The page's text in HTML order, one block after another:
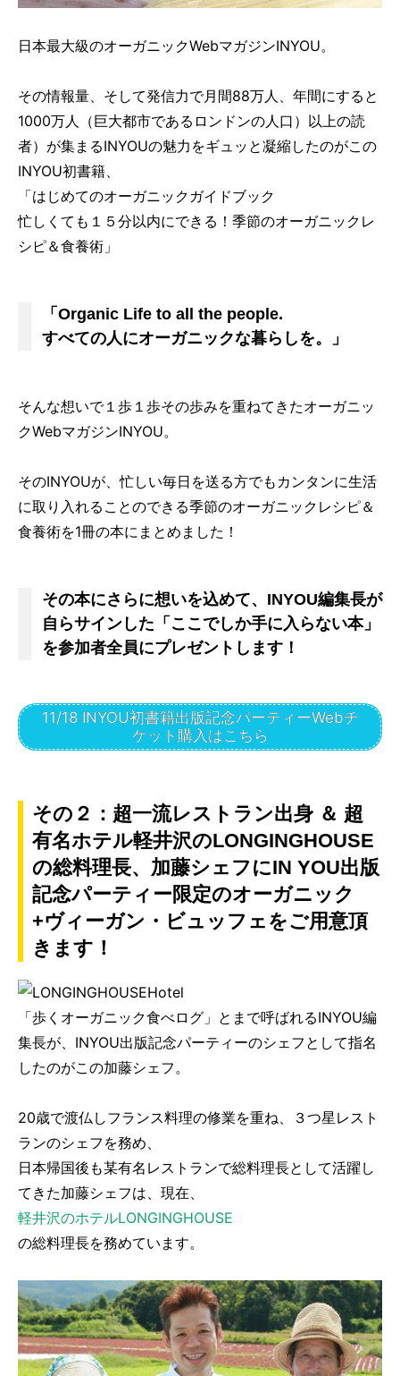
日本最大級のオーガニックWebマガジンINYOU。
その情報量、そして発信力で月間88万人、年間にすると
1000万人（巨大都市であるロンドンの人口）以上の読
者）が集まるINYOUの魅力をギュッと凝縮したのがこの
INYOU初書籍、
「はじめてのオーガニックガイドブック
忙しくても１５分以内にできる！季節のオーガニックレ
シピ＆食養術」
「Organic Life to all the people.
すべての人にオーガニックな暮らしを。」
そんな想いで１歩１歩その歩みを重ねてきたオーガニッ
クWebマガジンINYOU。
そのINYOUが、忙しい毎日を送る方でもカンタンに生活
に取り入れることのできる季節のオーガニックレシピ＆
食養術を1冊の本にまとめました！
その本にさらに想いを込めて、INYOU編集長が
自らサインした「ここでしか手に入らない本」
を参加者全員にプレゼントします！
11/18 INYOU初書籍出版記念パーティーWebチ
ケット購入はこちら
その２：超一流レストラン出身 ＆ 超
有名ホテル軽井沢のLONGINGHOUSE
の総料理長、加藤シェフにIN YOU出版
記念パーティー限定のオーガニック
+ヴィーガン・ビュッフェをご用意頂
きます！
「歩くオーガニック食べログ」とまで呼ばれるINYOU編
集長が、INYOU出版記念パーティーのシェフとして指名
したのがこの加藤シェフ。
20歳で渡仏しフランス料理の修業を重ね、３つ星レスト
ランのシェフを務め、
日本帰国後も某有名レストランで総料理長として活躍し
てきた加藤シェフは、現在、
軽井沢のホテルLONGINGHOUSE
の総料理長を務めています。